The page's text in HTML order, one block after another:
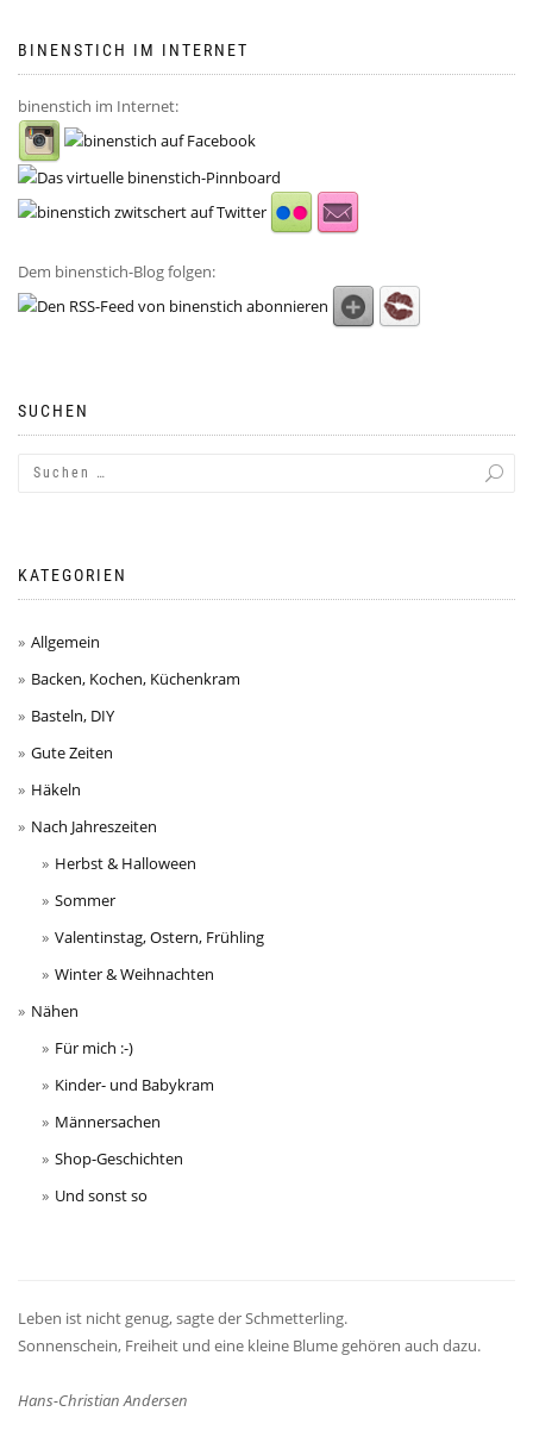
BINENSTICH IM INTERNET
binenstich im Internet:
Dem binenstich-Blog folgen:
SUCHEN
KATEGORIEN
Allgemein
Backen, Kochen, Küchenkram
Basteln, DIY
Gute Zeiten
Häkeln
Nach Jahreszeiten
Herbst & Halloween
Sommer
Valentinstag, Ostern, Frühling
Winter & Weihnachten
Nähen
Für mich :-)
Kinder- und Babykram
Männersachen
Shop-Geschichten
Und sonst so
Leben ist nicht genug, sagte der Schmetterling.
Sonnenschein, Freiheit und eine kleine Blume gehören auch dazu.
Hans-Christian Andersen